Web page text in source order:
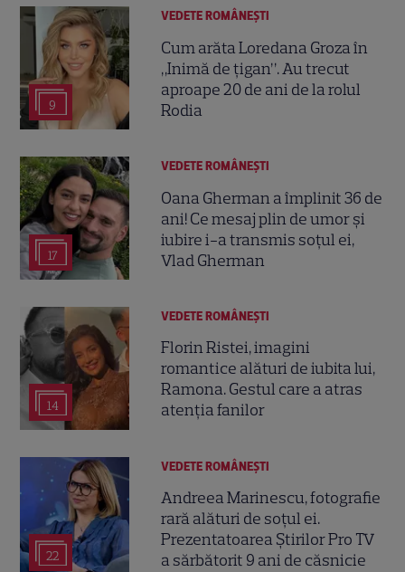
9
VEDETE ROMÂNEŞTI
Cum arăta Loredana Groza în
„Inimă de țigan”. Au trecut
aproape 20 de ani de la rolul
Rodia
17
VEDETE ROMÂNEŞTI
Oana Gherman a împlinit 36 de
ani! Ce mesaj plin de umor și
iubire i-a transmis soțul ei,
Vlad Gherman
14
VEDETE ROMÂNEŞTI
Florin Ristei, imagini
romantice alături de iubita lui,
Ramona. Gestul care a atras
atenția fanilor
22
VEDETE ROMÂNEŞTI
Andreea Marinescu, fotografie
rară alături de soțul ei.
Prezentatoarea Știrilor Pro TV
a sărbătorit 9 ani de căsnicie